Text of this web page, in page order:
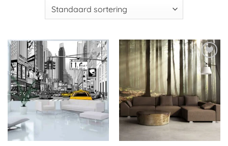
Toevoegen
aan
verlanglijst
Toevoegen
aan
verlanglijst